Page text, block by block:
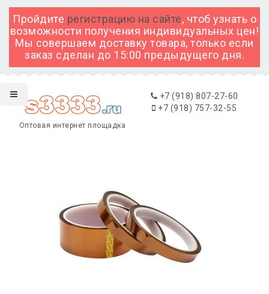
Пройдите регистрацию на сайте, чтоб узнать о
возможности получения индивидуальных цен!
Мы совершаем доставку товара, только если
заказ сделан до 15:00 предыдущего дня.
Оптовая интернет площадка
+7 (918) 807-27-60
+7 (918) 757-32-55